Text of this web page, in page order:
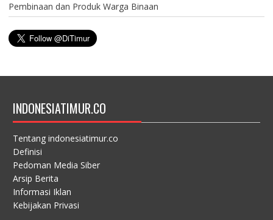
Pembinaan dan Produk Warga Binaan
INDONESIATIMUR.CO
Tentang indonesiatimur.co
Definisi
Pedoman Media Siber
Arsip Berita
Informasi Iklan
Kebijakan Privasi